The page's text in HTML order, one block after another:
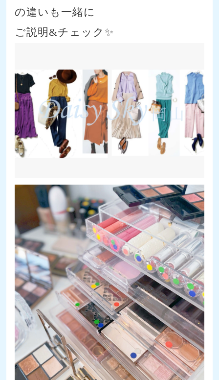
の違いも一緒に
ご説明&チェック✨